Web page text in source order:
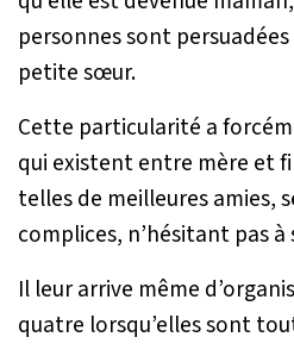
personnes sont
petite sœur.
Cette particularité a
qui existent entre mère et
telles de meilleures amies,
complices, n’hésitant pas
Il leur arrive même
quatre lorsqu’elles sont